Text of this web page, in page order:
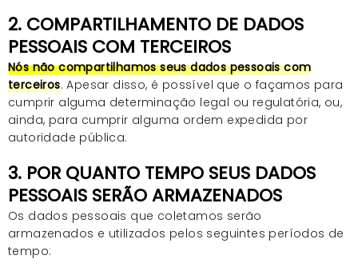
2. COMPARTILHAMENTO DE DADOS
PESSOAIS COM TERCEIROS
Nós não compartilhamos seus dados pessoais com
terceiros. Apesar disso, é possível que o façamos para
cumprir alguma determinação legal ou regulatória, ou,
ainda, para cumprir alguma ordem expedida por
autoridade pública.
3. POR QUANTO TEMPO SEUS DADOS
PESSOAIS SERÃO ARMAZENADOS
Os dados pessoais que coletamos serão
armazenados e utilizados pelos seguintes períodos de
tempo: